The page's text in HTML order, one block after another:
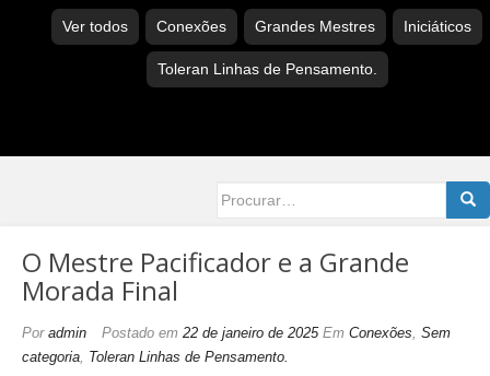
Ver todos Conexões Grandes Mestres Iniciáticos
Toleran Linhas de Pensamento.
for:
O Mestre Pacificador e a Grande
Morada Final
Por admin Postado em 22 de janeiro de 2025 Em Conexões, Sem
categoria, Toleran Linhas de Pensamento.